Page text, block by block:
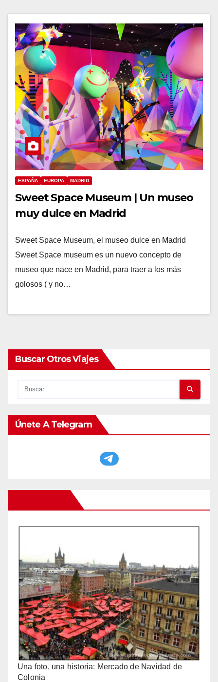
ESPAÑA EUROPA MADRID
Sweet Space Museum | Un museo
muy dulce en Madrid
Sweet Space Museum, el museo dulce en Madrid
Sweet Space museum es un nuevo concepto de
museo que nace en Madrid, para traer a los más
golosos ( y no…
Buscar Otros Viajes
Únete A Telegram
Una foto, una historia: Mercado de Navidad de
Colonia